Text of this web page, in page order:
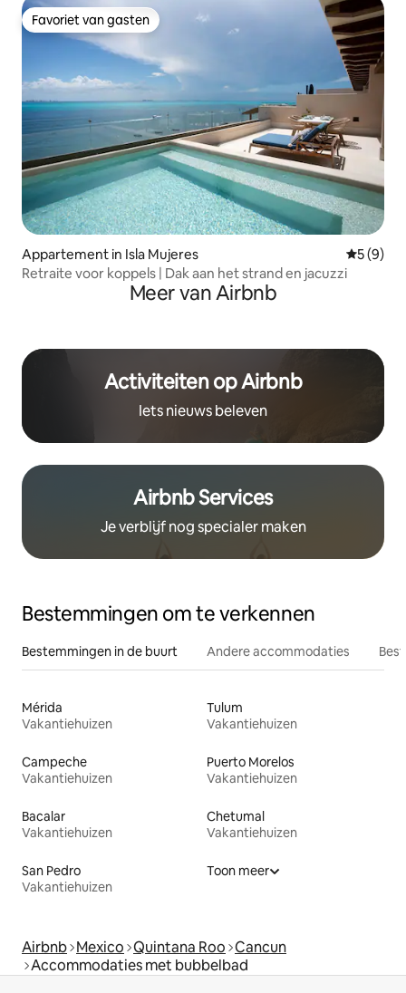
Favoriet van gasten
Favoriet van gasten
Appartement in Isla Mujeres
5 (9)
Retraite voor koppels | Dak aan het strand en jacuzzi
Meer van Airbnb
Activiteiten op Airbnb
Iets nieuws beleven
Airbnb Services
Je verblijf nog specialer maken
Bestemmingen om te verkennen
Bestemmingen in de buurt Andere accommodaties
Mérida
Vakantiehuizen
Tulum
Vakantiehuizen
Campeche
Vakantiehuizen
Puerto Morelos
Vakantiehuizen
Bacalar
Vakantiehuizen
Chetumal
Vakantiehuizen
San Pedro
Vakantiehuizen
Toon meer
Airbnb Mexico Quintana Roo Cancun
Accommodaties met bubbelbad